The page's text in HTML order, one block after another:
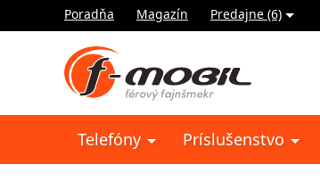
Poradňa Magazín Predajne (6)
Telefóny Príslušenstvo